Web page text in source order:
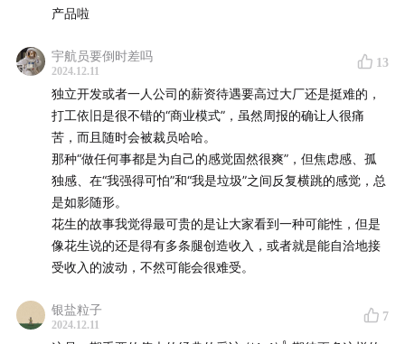
灵感来源：小红书引发的小猫补光灯和其他趣应用
做了个AI吐槽猫咪的项目，超受欢迎
Part3 产品营销与用户反馈
AI编程：零门槛搞定app开发
做个AI网站，帮小学老师教绘图
小红书：让你的小猫补光灯一夜爆红
把自拍和补光功能融合在 APP 里，用户体验升级
44:26 Part4 未来展望与思考
产品啦
宇航员要倒时差吗
2024.12.11
13
独立开发或者一人公司的薪资待遇要高过大厂还是挺难的，
打工依旧是很不错的“商业模式”，虽然周报的确让人很痛
苦，而且随时会被裁员哈哈。
那种“做任何事都是为自己的感觉固然很爽”，但焦虑感、孤
独感、在“我强得可怕”和“我是垃圾”之间反复横跳的感觉，总
是如影随形。
花生的故事我觉得最可贵的是让大家看到一种可能性，但是
像花生说的还是得有多条腿创造收入，或者就是能自洽地接
受收入的波动，不然可能会很难受。
银盐粒子
2024.12.11
7